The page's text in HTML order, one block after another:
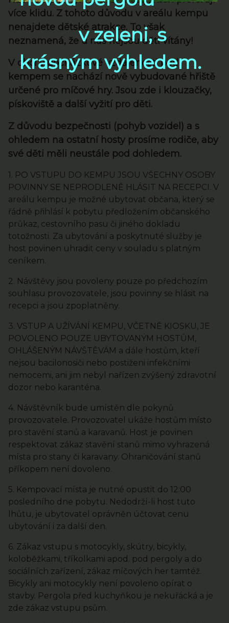
více klidu. Z tohoto důvodu v areálu kempu
nenajdete dětské atrakce. To však
neznamená, že u nás nejsou děti vítány!
V obci v docházkové vzdálenosti pod
kempem se nachází nově vybudované hřiště
určené pro míčové hry. Jsou zde i klouzačky,
pískoviště a další vyžití pro děti.
Z důvodu bezpečnosti (pohyb vozidel) a s
ohledem na ostatní hosty prosíme rodiče, aby
své děti měli neustále pod dohledem.
1. PO VSTUPU DO KEMPU JSOU VŠECHNY OSOBY
POVINNY SE NEPRODLENĚ HLÁSIT NA RECEPCI. V
areálu kempu je možné ubytovat občana, který se
řádně přihlásí k pobytu předložením občanského
průkaz, cestovního pasu či jiného dokladu
totožnosti. Za ubytování a poskytnuté služby je
host povinen uhradit ceny v souladu s platným
ceníkem.
2. Návštěvy jsou povoleny pouze po předchozím
souhlasu provozovatele, jsou povinny se hlásit na
recepci a jsou zpoplatněny.
3. VSTUP A UŽÍVÁNÍ KEMPU, VČETNĚ KIOSKU, JE
POVOLENO POUZE UBYTOVANÝM HOSTŮM,
OHLÁŠENÝM NÁVŠTĚVÁM a dále hostům, kteří
nejsou bacilonosiči nebo postiženi infekčními
nemocemi, ani jim nebyl nařízen zvýšený zdravotní
dozor nebo karanténa.
4. Návštěvník bude umístěn dle pokynů
provozovatele. Provozovatel ukáže hostům místo
pro stavění stanů a karavanů. Host je povinen
respektovat zákaz stavění stanů mimo vyhrazená
místa pro stany či karavany. Ohraničování stanů
příkopem není dovoleno.
5. Kempovací místa je nutné opustit do 12:00
posledního dne pobytu. Nedodrží-li host tuto
lhůtu, je ubytovatel oprávněn účtovat cenu
ubytování i za další den.
6. Zákaz vstupu s motocykly, skútry, bicykly,
koloběžkami, tříkolkami apod. pod pergoly a do
sociálních zařízení, zákaz míčových her tamtéž.
Bicykly ani motocykly není povoleno opírat o
stavby. Pergola před kuchyňkou je nekuřácká a je
zde zákaz vstupu psům.
v zeleni,s
krásným výhledem.